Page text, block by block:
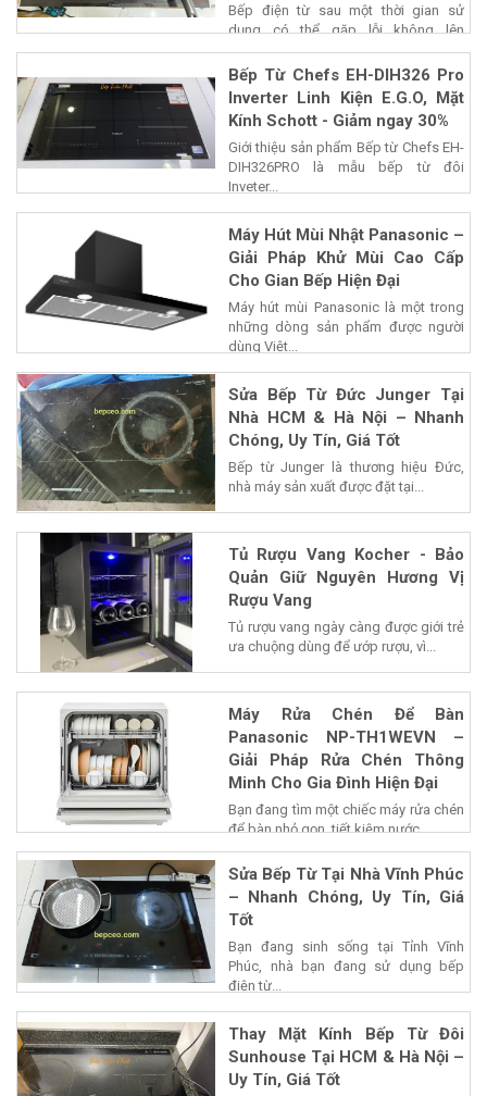
Bếp điện từ sau một thời gian sử
dụng có thể gặp lỗi không lên
nguồn,...
Bếp Từ Chefs EH-DIH326 Pro
Inverter Linh Kiện E.G.O, Mặt
Kính Schott - Giảm ngay 30%
Giới thiệu sản phẩm Bếp từ Chefs EH-
DIH326PRO là mẫu bếp từ đôi
Inveter...
Máy Hút Mùi Nhật Panasonic –
Giải Pháp Khử Mùi Cao Cấp
Cho Gian Bếp Hiện Đại
Máy hút mùi Panasonic là một trong
những dòng sản phẩm được người
dùng Việt...
Sửa Bếp Từ Đức Junger Tại
Nhà HCM & Hà Nội – Nhanh
Chóng, Uy Tín, Giá Tốt
Bếp từ Junger là thương hiệu Đức,
nhà máy sản xuất được đặt tại...
Tủ Rượu Vang Kocher - Bảo
Quản Giữ Nguyên Hương Vị
Rượu Vang
Tủ rượu vang ngày càng được giới trẻ
ưa chuộng dùng để ướp rượu, vì...
Máy Rửa Chén Để Bàn
Panasonic NP-TH1WEVN –
Giải Pháp Rửa Chén Thông
Minh Cho Gia Đình Hiện Đại
Bạn đang tìm một chiếc máy rửa chén
để bàn nhỏ gọn, tiết kiệm nước...
Sửa Bếp Từ Tại Nhà Vĩnh Phúc
– Nhanh Chóng, Uy Tín, Giá
Tốt
Bạn đang sinh sống tại Tỉnh Vĩnh
Phúc, nhà bạn đang sử dụng bếp
điện từ...
Thay Mặt Kính Bếp Từ Đôi
Sunhouse Tại HCM & Hà Nội –
Uy Tín, Giá Tốt